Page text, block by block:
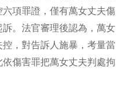
項罪證，僅有萬女丈夫傷
。法官審理後認為，萬女
，對告訴人施暴，考量當
傷害罪把萬女丈夫判處拘